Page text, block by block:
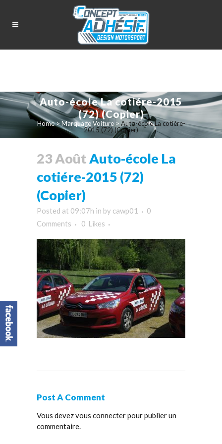
Auto-école La cotiére-2015
(72) (Copier)
Home>Marquage Voiture> Auto-école La cotiére-
2015 (72) (Copier)
23 AoûtAuto-école La
cotiére-2015 (72)
(Copier)
Posted at 09:07h in by cawp01
0
Comments
0 Likes
Post A Comment
Vous devezvous connecterpour publier un
commentaire.